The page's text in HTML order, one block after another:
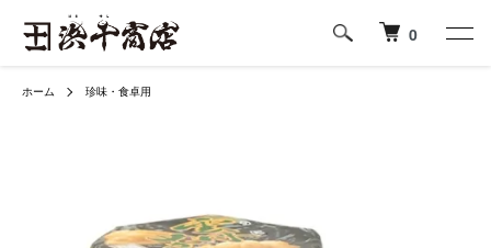
0
ホーム 珍味・食卓用